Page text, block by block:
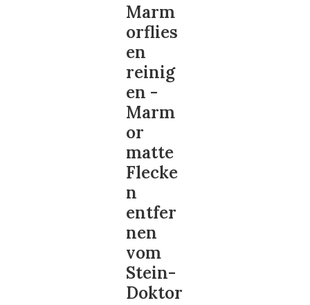
Marm
orflies
en
reinig
en -
Marm
or
matte
Flecke
n
entfer
nen
vom
Stein-
Doktor